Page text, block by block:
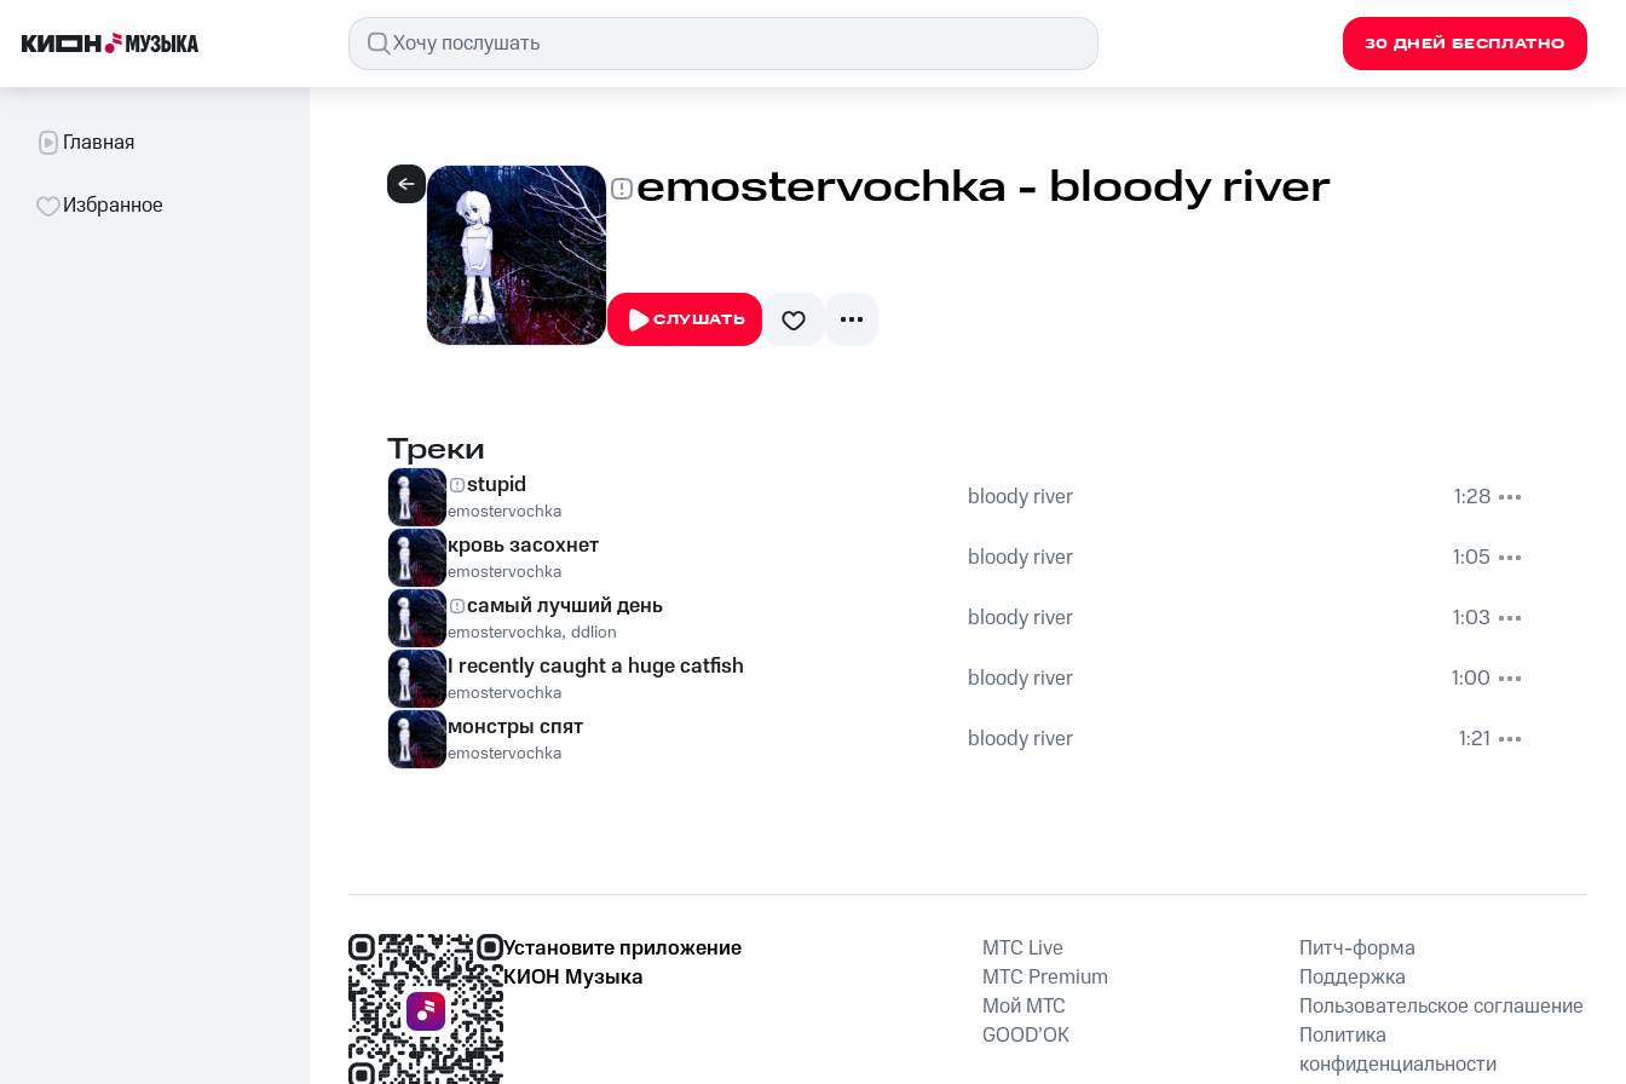
30 ДНЕЙ БЕСПЛАТНО
Главная
Избранное emostervochka - bloody river
СЛУШАТЬ
Треки
stupid
emostervochka bloody river
1:28
кровь засохнет
emostervochka bloody river
1:05
самый лучший день
emostervochka, ddlion bloody river
1:03
I recently caught a huge catfish
emostervochka bloody river
1:00
монстры спят
emostervochka bloody river 1:21
Установите приложение
КИОН Музыка
MTС Live
MTС Premium
Мой МТС
GOOD’OK
Питч-форма
Поддержка
Пользовательское соглашение
Политика
конфиденциальности